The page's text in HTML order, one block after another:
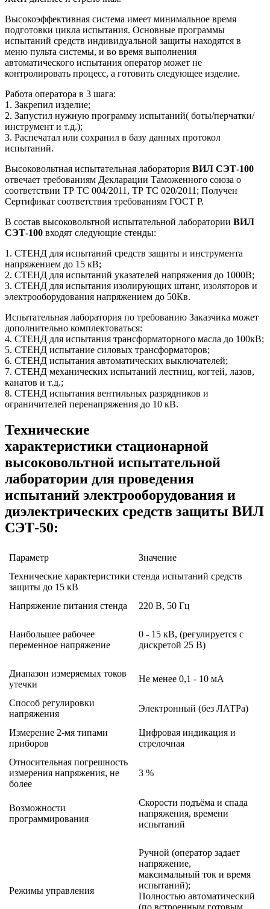
Высокоэффективная система имеет минимальное время
подготовки цикла испытания. Основные программы
испытаний средств индивидуальной защиты находятся в
меню пульта системы, и во время выполнения
автоматического испытания оператор может не
контролировать процесс, а готовить следующее изделие.
Работа оператора в 3 шага:
1. Закрепил изделие;
2. Запустил нужную программу испытаний( боты/перчатки/
инструмент и т.д.);
3. Распечатал или сохранил в базу данных протокол
испытаний.
Высоковольтная испытательная лаборатория ВИЛ СЭТ-100
отвечает требованиям Декларации Таможенного союза о
соответствии ТР ТС 004/2011, ТР ТС 020/2011; Получен
Сертификат соответствия требованиям ГОСТ Р.
В состав высоковольтной испытательной лаборатории ВИЛ
СЭТ-100 входят следующие стенды:
1. СТЕНД для испытаний средств защиты и инструмента
напряжением до 15 кВ;
2. СТЕНД для испытаний указателей напряжения до 1000В;
3. СТЕНД для испытания изолирующих штанг, изоляторов и
электрооборудования напряжением до 50Кв.
Испытательная лаборатория по требованию Заказчика может
дополнительно комплектоваться:
4. СТЕНД для испытания трансформаторного масла до 100кВ;
5. СТЕНД испытание силовых трансформаторов;
6. СТЕНД испытания автоматических выключателей;
7. СТЕНД механических испытаний лестниц, когтей, лазов,
канатов и т.д.;
8. СТЕНД испытания вентильных разрядников и
ограничителей перенапряжения до 10 кВ.
Технические
характеристики стационарной
высоковольтной испытательной
лаборатории для проведения
испытаний электрооборудования и
диэлектрических средств защиты ВИЛ
СЭТ-50:
Параметр
Значение
Технические характеристики стенда испытаний средств
защиты до 15 кВ
Напряжение питания стенда
220 В, 50 Гц
Наибольшее рабочее
переменное напряжение
0 - 15 кВ, (регулируется с
дискретой 25 В)
Диапазон измеряемых токов
утечки
Не менее 0,1 - 10 мА
Способ регулировки
напряжения
Электронный (без ЛАТРа)
Измерение 2-мя типами
приборов
Цифровая индикация и
стрелочная
Относительная погрешность
измерения напряжения, не
более
3 %
Возможности
программирования
Скорости подъёма и спада
напряжения, времени
испытаний
Режимы управления
Ручной (оператор задает
напряжение,
максимальный ток и время
испытаний);
Полностью автоматический
(по встроенным готовым